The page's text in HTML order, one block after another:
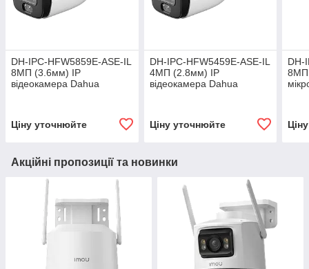
DH-IPC-HFW5859E-ASE-IL
8МП (3.6мм) IP
відеокамера Dahua
Ціну уточнюйте
DH-IPC-HFW5459E-ASE-IL
4МП (2.8мм) IP
відеокамера Dahua
Ціну уточнюйте
DH-
8МП
Акційні пропозиції та новинки